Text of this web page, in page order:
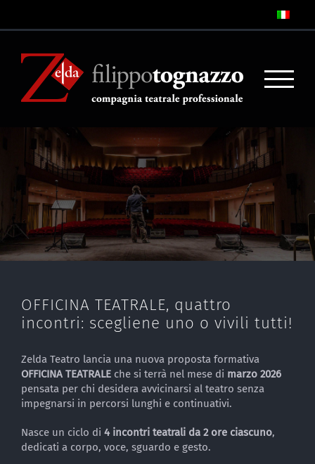
OFFICINA TEATRALE, quattro
incontri: scegliene uno o vivili tutti!
Zelda Teatro lancia una nuova proposta formativa
OFFICINA TEATRALE che si terrà nel mese di marzo 2026
pensata per chi desidera avvicinarsi al teatro senza
impegnarsi in percorsi lunghi e continuativi.
Nasce un ciclo di 4 incontri teatrali da 2 ore ciascuno,
dedicati a corpo, voce, sguardo e gesto.